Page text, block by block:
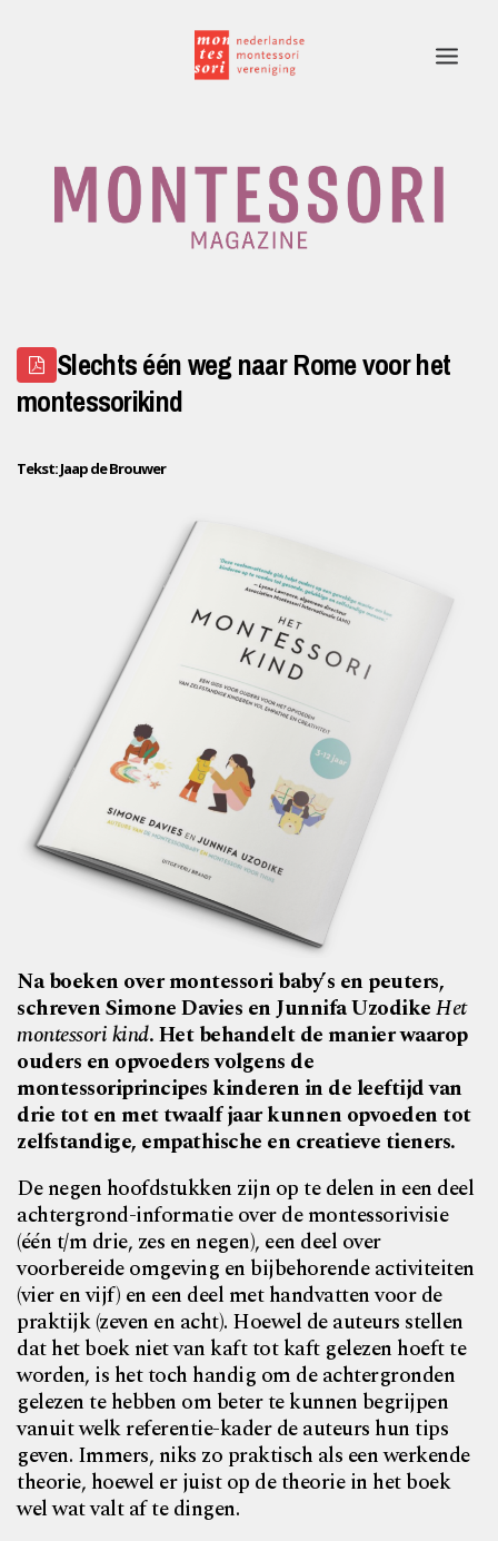
Home
Rubrieken
Montessori.nl
Contact
Slechts één weg naar Rome voor het
montessorikind
Tekst: Jaap de Brouwer
Na boeken over montessori baby’s en peuters,
schreven Simone Davies en Junnifa UzodikeHet
montessori kind. Het behandelt de manier waarop
ouders en opvoeders volgens de
montessoriprincipes kinderen in de leeftijd van
drie tot en met twaalf jaar kunnen opvoeden tot
zelfstandige, empathische en creatieve tieners.
De negen hoofdstukken zijn op te delen in een deel
achtergrond-informatie over de montessorivisie
(één t/m drie, zes en negen), een deel over
voorbereide omgeving en bijbehorende activiteiten
(vier en vijf) en een deel met handvatten voor de
praktijk (zeven en acht). Hoewel de auteurs stellen
dat het boek niet van kaft tot kaft gelezen hoeft te
worden, is het toch handig om de achtergronden
gelezen te hebben om beter te kunnen begrijpen
vanuit welk referentie-kader de auteurs hun tips
geven. Immers, niks zo praktisch als een werkende
theorie, hoewel er juist op de theorie in het boek
wel wat valt af te dingen.